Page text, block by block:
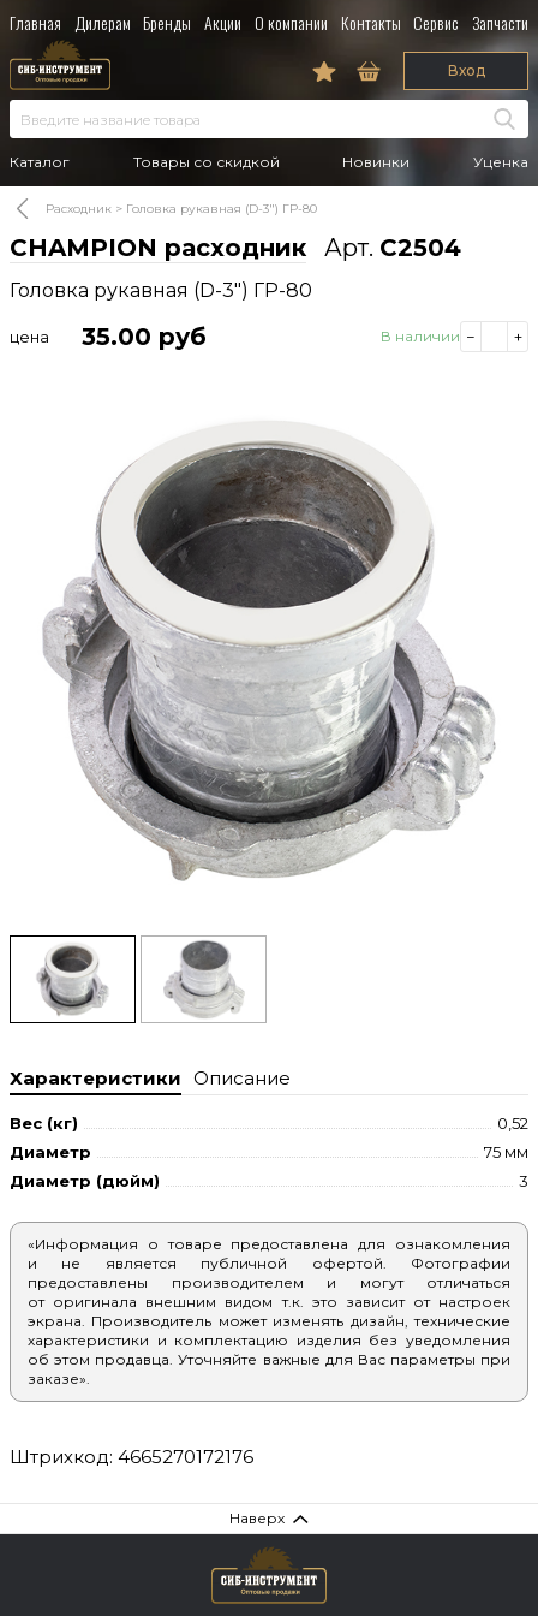
Главная Дилерам Бренды Акции О компании Контакты Сервис Запчасти
Каталог Товары со скидкой Новинки Уценка
Вход
Расходник Головка рукавная (D-3") ГР-80
Штрихкод: 4665270172176
CHAMPION расходник Арт. C2504
Головка рукавная (D-3") ГР-80
цена 35.00 руб В наличии
Характеристики Описание
Вес (кг)
0,52
Диаметр
75 мм
Диаметр (дюйм)
3
«Информация о товаре предоставлена для ознакомления
и не является публичной офертой. Фотографии
предоставлены производителем и могут отличаться
от оригинала внешним видом т.к. это зависит от настроек
экрана. Производитель может изменять дизайн, технические
характеристики и комплектацию изделия без уведомления
об этом продавца. Уточняйте важные для Вас параметры при
заказе».
Наверх